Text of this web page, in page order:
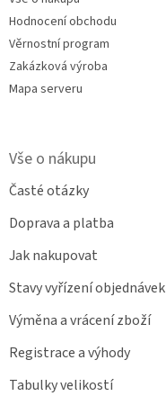
Hodnocení obchodu
Věrnostní program
Zakázková výroba
Mapa serveru
Vše o nákupu
Časté otázky
Doprava a platba
Jak nakupovat
Stavy vyřízení objednávek
Výměna a vrácení zboží
Registrace a výhody
Tabulky velikostí